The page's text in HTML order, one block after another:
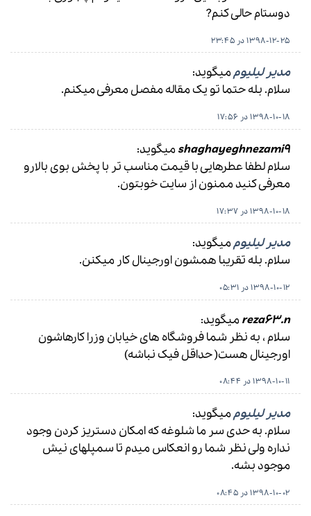
دوستام‌ حالی کنم?
1398-12-25 در 23:45
مدیر لیلیوممیگوید:
سلام. بله حتما تو یک مقاله مفصل معرفی میکنم.
1398-10-18 در 17:56
shaghayeghnezami9میگوید:
سلام لطفا عطرهایی با قیمت مناسب تر با پخش بوی بالارو
معرفی کنید ممنون از سایت خوبتون.
1398-10-18 در 17:37
مدیر لیلیوممیگوید:
سلام. بله تقریبا همشون اورجینال کار میکنن.
1398-10-12 در 05:31
reza63.n میگوید:
سلام ، به نظر شما فروشگاه های خیابان وزرا کارهاشون
اورجینال هست( حداقل فیک نباشه)
1398-10-11 در 08:44
مدیر لیلیوممیگوید:
سلام. به حدی سر ما شلوغه که امکان دستریز کردن وجود
نداره ولی نظر شما رو انعکاس میدم تا سمپلهای نیش
موجود بشه.
1398-10-02 در 08:45